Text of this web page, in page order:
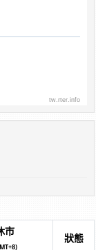
tw.rter.info
市
狀態